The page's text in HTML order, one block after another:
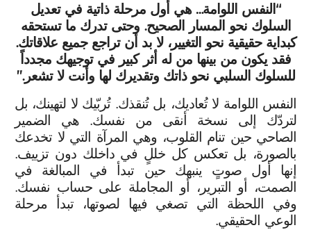
“النفس اللوامة… هي أول مرحلة ذاتية في تعديل
السلوك نحو المسار الصحيح. وحتى تدرك ما تستحقه
كبداية حقيقية نحو التغيير، لا بد أن تراجع جميع علاقاتك.
فقد يكون من بينها من له أثر كبير في توجيهك مجدداً
للسلوك السلبي نحو ذاتك وتقديرك لها وأنت لا تشعر.”
النفس اللوامة لا تُعاديك، بل تُنقذك. تُربّيك لا لتهينك، بل
لتردّك إلى نسخة أنقى من نفسك. هي الضمير
الصاحي حين تنام القلوب، وهي المرآة التي لا تخدعك
بالصورة، بل تعكس كل خللٍ في داخلك دون تزييف.
إنها أول صوتٍ ينبهك حين تبدأ في المبالغة في
الصمت، أو التبرير، أو المجاملة على حساب نفسك.
وفي اللحظة التي تصغي فيها لصوتها، تبدأ مرحلة
الوعي الحقيقي.